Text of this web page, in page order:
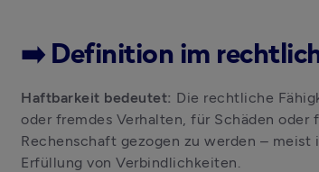
➡️ Definition im
Haftbarkeit bedeutet: Die rechtliche
oder fremdes Verhalten, für Schäden oder
Rechenschaft gezogen zu werden – meist
Erfüllung von Verbindlichkeiten.